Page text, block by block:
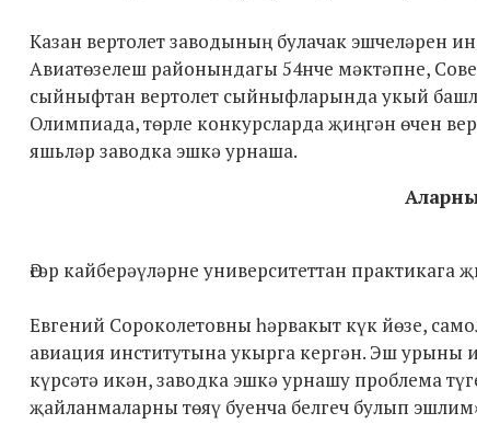
Казан вертолет заводының булачак эшчеләрен
Авиатөзелеш районындагы 54нче мәктәпне,
сыйныфтан вертолет сыйныфларында укый
Олимпиада, төрле конкурсларда җиңгән өчен
яшьләр заводка эшкә урнаша.
Әгәр кайберәүләрне университеттан практикага
Евгений Сороколетовны һәрвакыт күк йөзе,
авиация институтына укырга кергән. Эш урыны
күрсәтә икән, заводка эшкә урнашу проблема
җайланмаларны төяү буенча белгеч булып